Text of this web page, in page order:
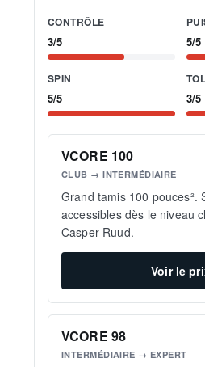
CONTRÔLE
3/5 5/5
SPIN
5/5 3/5
VCORE 100
CLUB → INTERMÉDIAIRE
Grand tamis 100 pouces².
accessibles dès le niveau
Casper Ruud.
Voir le
VCORE 98
INTERMÉDIAIRE → EXPERT